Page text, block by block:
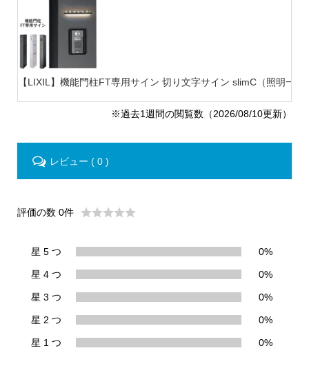
【LIXIL】機能門柱FT専用サイン 切り文字サイン slimC（照明一体
※過去1週間の閲覧数（2026/08/10更新）
レビュー ( 0 )
評価の数 0件
星 5 つ 0%
星 4 つ 0%
星 3 つ 0%
星 2 つ 0%
星 1 つ 0%